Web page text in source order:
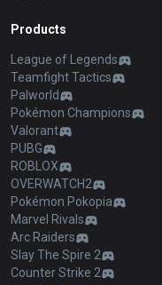
Products
League of Legends
Teamfight Tactics
Palworld
Pokémon Champions
Valorant
PUBG
ROBLOX
OVERWATCH2
Pokémon Pokopia
Marvel Rivals
Arc Raiders
Slay The Spire 2
Counter Strike 2